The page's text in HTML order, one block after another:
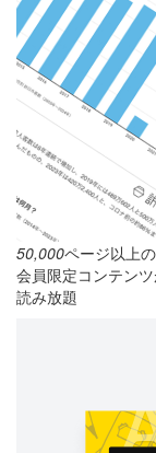
50,000ページ以上の
会員限定コンテン
読み放題